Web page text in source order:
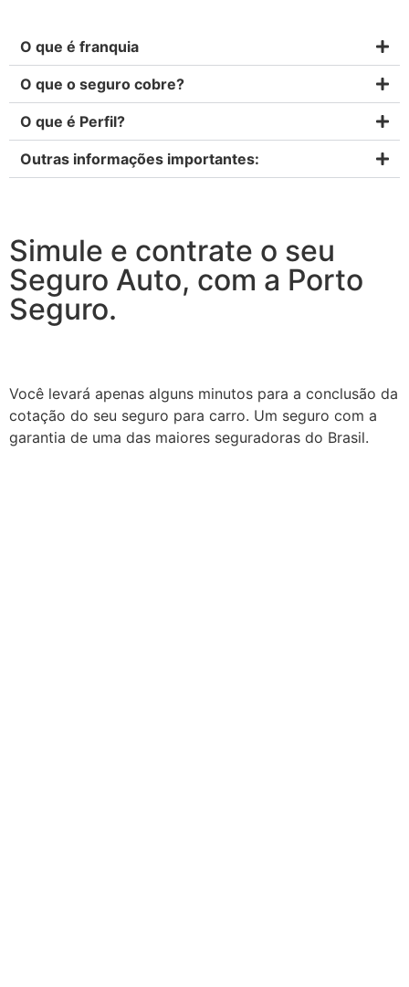
O que é franquia
O que o seguro cobre?
O que é Perfil?
Outras informações importantes:
Simule e contrate o seu
Seguro Auto, com a Porto
Seguro.
Você levará apenas alguns minutos para a conclusão da
cotação do seu seguro para carro. Um seguro com a
garantia de uma das maiores seguradoras do Brasil.